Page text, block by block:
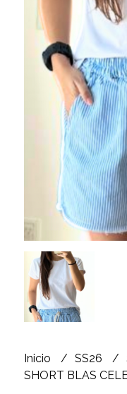
Inicio SS26
SHORT BLAS